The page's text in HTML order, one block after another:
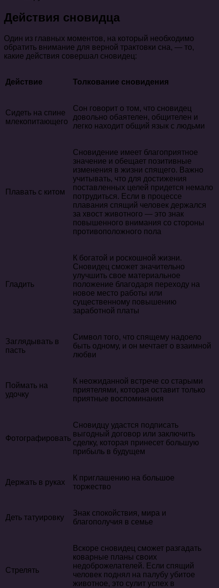
Действия сновидца
Один из главных моментов, на который необходимо
обратить внимание для верной трактовки сна, — то,
какие действия совершал сновидец:
Действие Толкование сновидения
Сидеть на спине
млекопитающего
Сон говорит о том, что сновидец
довольно обаятелен, общителен и
легко находит общий язык с людьми
Плавать с китом
Сновидение имеет благоприятное
значение и обещает позитивные
изменения в жизни спящего. Важно
учитывать, что для достижения
поставленных целей придется немало
потрудиться. Если в процессе
плавания спящий человек держался
за хвост животного — это знак
повышенного внимания со стороны
противоположного пола
Гладить
К богатой и роскошной жизни.
Сновидец сможет значительно
улучшить свое материальное
положение благодаря переходу на
новое место работы или
существенному повышению
заработной платы
Заглядывать в
пасть
Символ того, что спящему надоело
быть одному, и он мечтает о взаимной
любви
Поймать на
удочку
К неожиданной встрече со старыми
приятелями, которая оставит только
приятные воспоминания
Фотографировать
Сновидцу удастся подписать
выгодный договор или заключить
сделку, которая принесет большую
прибыль в будущем
Держать в руках
К приглашению на большое
торжество
Деть татуировку
Знак спокойствия, мира и
благополучия в семье
Стрелять
Вскоре сновидец сможет разгадать
коварные планы своих
недоброжелателей. Если спящий
человек поднял на палубу убитое
животное, это сулит успех в